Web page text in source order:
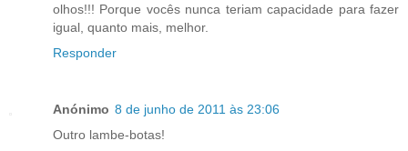
olhos!!! Porque vocês nunca teriam capacidade para fazer
igual, quanto mais, melhor.
Responder
Anónimo 8 de junho de 2011 às 23:06
Outro lambe-botas!